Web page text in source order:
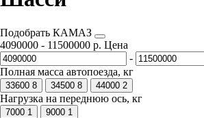
Подобрать КАМАЗ
4090000 - 11500000 р. Цена
-
Полная масса автопоезда, кг
33600 8 34500 8 44000 2
Нагрузка на переднюю ось, кг
7000 1 9000 1